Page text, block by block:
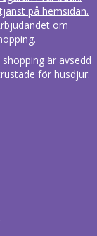
på hemsidan.
om
är avsedd
för husdjur.